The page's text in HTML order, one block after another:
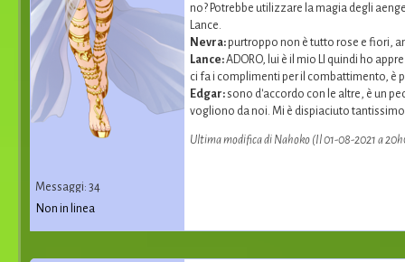
Messaggi: 34
no? Potrebbe utilizzare la magia degli
Lance.
Nevra: purtroppo non è tutto rose e fiori,
Lance:ADORO, lui è il mio LI quindi ho
ci fa i complimenti per il combattimento, è
Edgar: sono d'accordo con le altre, è un
vogliono da noi. Mi è dispiaciuto
Ultima modifica di Nahoko (Il 01-08-2021 a
Non in linea